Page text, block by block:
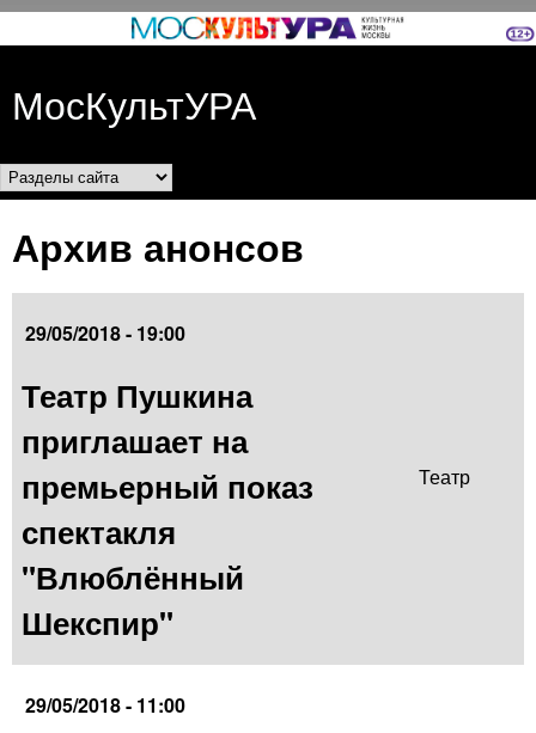
Перейти к основному
МосКультУРА
Разделы сайта
Архив анонсов
29/05/2018 - 19:00
Театр Пушкина
приглашает на
премьерный показ
спектакля
"Влюблённый
Шекспир"
Театр
29/05/2018 - 11:00